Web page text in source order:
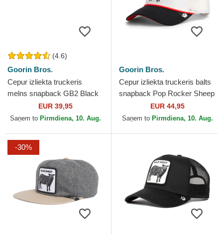
(4.6)
Goorin Bros.
Cepur izliekta truckeris
melns snapback GB2 Black
Sheep The Rocker The Farm
no Goorin Bros.
EUR 39,95
Saņem to Pirmdiena, 10. Aug.
Goorin Bros.
Cepur izliekta truckeris balts
snapback Pop Rocker Sheep
The Farm no Goorin Bros.
EUR 44,95
Saņem to Pirmdiena, 10. Aug.
-30%